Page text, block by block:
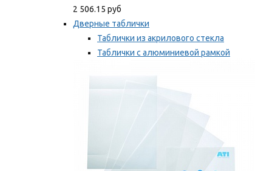
2 506.15 руб
Дверные таблички
Таблички из акрилового стекла
Таблички с алюминиевой рамкой